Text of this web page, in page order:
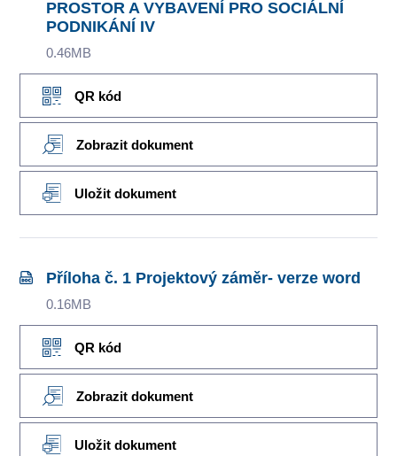
PROSTOR A VYBAVENÍ PRO SOCIÁLNÍ
PODNIKÁNÍ IV
0.46MB
QR kód
Zobrazit dokument
Uložit dokument
Příloha č. 1 Projektový záměr- verze word
0.16MB
QR kód
Zobrazit dokument
Uložit dokument